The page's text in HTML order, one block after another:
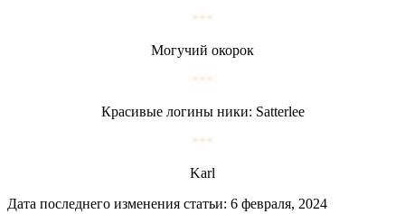
***
Могучий окорок
***
Красивые логины ники: Satterlee
***
Karl
Дата последнего изменения статьи: 6 февраля, 2024